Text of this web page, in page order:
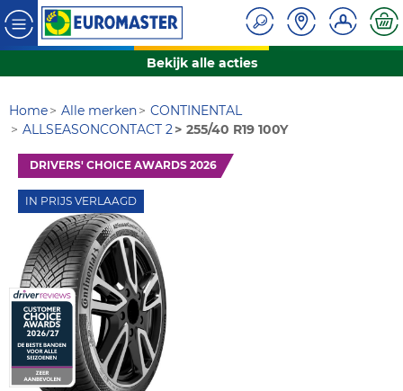
Bekijk alle acties
Home Alle merken
CONTINENTAL
ALLSEASONCONTACT 2
255/40 R19 100Y
DRIVERS' CHOICE AWARDS 2026
IN PRIJS VERLAAGD